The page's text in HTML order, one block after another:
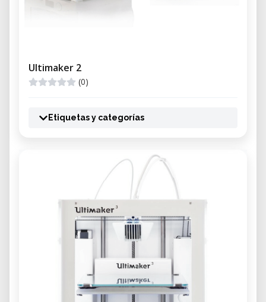
Ultimaker 2
(0)
Etiquetas y categorías